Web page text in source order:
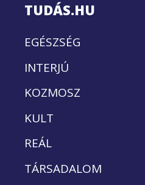
TUDÁS.HU
EGÉSZSÉG
INTERJÚ
KOZMOSZ
KULT
REÁL
TÁRSADALOM